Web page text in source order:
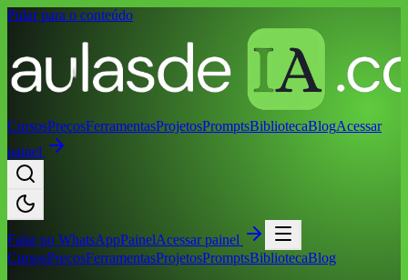
Pular para o conteúdo
CursosPreçosFerramentasProjetosPromptsBibliotecaBlogAcessar
painel
Falar no WhatsAppPainelAcessar painel
CursosPreçosFerramentasProjetosPromptsBibliotecaBlog